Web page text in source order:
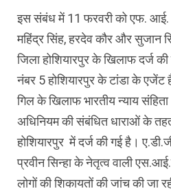
इस संबंध में 11 फरवरी को एफ.
महिंद्र सिंह, हरदेव कौर और सुजान
जिला होशियारपुर के खिलाफ दर्ज
नंबर 5 होशियारपुर के टांडा के
गिल के खिलाफ भारतीय न्याय
अधिनियम की संबंधित धाराओं के
होशियारपुर में दर्ज की गई है।
प्रवीन सिन्हा के नेतृत्व वाली
लोगों की शिकायतों की जांच की जा